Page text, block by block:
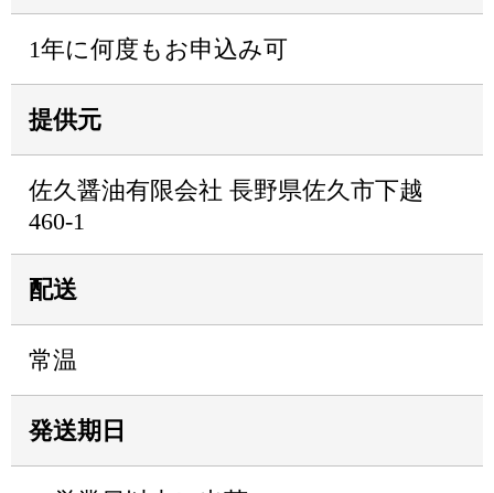
1年に何度もお申込み可
提供元
佐久醤油有限会社 長野県佐久市下越
460-1
配送
常温
発送期日